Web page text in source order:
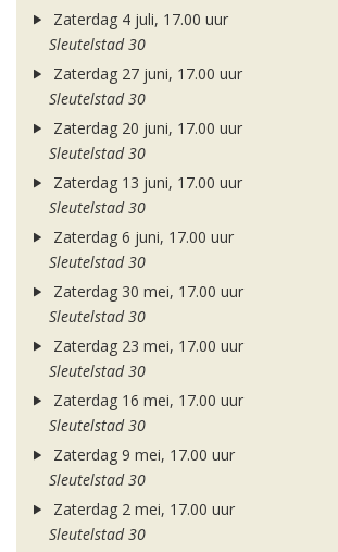
Zaterdag 4 juli, 17.00 uur
Sleutelstad 30
Zaterdag 27 juni, 17.00 uur
Sleutelstad 30
Zaterdag 20 juni, 17.00 uur
Sleutelstad 30
Zaterdag 13 juni, 17.00 uur
Sleutelstad 30
Zaterdag 6 juni, 17.00 uur
Sleutelstad 30
Zaterdag 30 mei, 17.00 uur
Sleutelstad 30
Zaterdag 23 mei, 17.00 uur
Sleutelstad 30
Zaterdag 16 mei, 17.00 uur
Sleutelstad 30
Zaterdag 9 mei, 17.00 uur
Sleutelstad 30
Zaterdag 2 mei, 17.00 uur
Sleutelstad 30